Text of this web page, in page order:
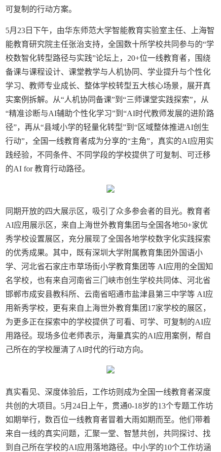
可复制的行动方案。
5月23日下午，由华东师范大学智能教育实验室主任、上海智
能教育研究院主任张治支持，全国数十所学校共同参与的“学
校数智化转型路径与实践”论坛上，20+位一线教育者，围绕
备课与课程设计、课堂教学与人机协同、学业提升与个性化
学习、教师专业成长、整体学校转型五大核心场景，展开真
实案例拆解。从“人机协同备课”到“三师课堂实践探索”，从
“精准诊断与AI辅助个性化学习”到“AI时代教师发展的进阶路
径”，再从“县域小学的轻量化转型”到“区域整体推进AI创生
行动”，全国一线教育者成为分享的“主角”，真实的AI应用实
践经验，不同条件、不同学段的学校提供了可复制、可迁移
的AI for 教育行动路径。
同期开放的四大展示区，吸引了众多参会者的目光。教育者
AI应用展示区，来自上海世外教育集团与全国各地50+家优
秀学校设置展区，充分展现了全国各地学校数字化实践探索
的优秀成果。其中，既有深圳大学附属教育集团外国语小
学、河北省石家庄市草场街小学教育集团等 AI应用的全国知
名学校，也有来自河南省三门峡市创生学校共同体、河北省
邯郸市成安县教科所、云南省昭通市盐津县第三中学等 AI应
用新秀学校，更有来自上海世外教育集团17家学校的展区，
为更多正在探索中的学校提供了可看、可学、可复制的AI应
用路径。现场多位老师表示，海量真实的AI应用案例，帮自
己所在的学校厘清了AI时代的行动方向。
真实看见、深度体验后，工作坊则成为全国一线教育者深度
共创的大项目。5月24日上午，贯通0-18岁的13个专题工作坊
如期举行，数百位一线教育者冒着大雨如期而至。他们带着
来自一线的真实问题，汇聚一堂、智慧共创，共同探讨、找
到自己所在学校的AI应用落地路径。中小学的10个工作坊涵